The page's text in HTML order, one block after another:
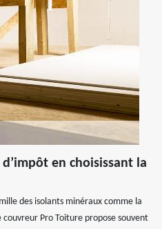
en choisissant la
des isolants minéraux comme la
couvreur Pro Toiture propose souvent